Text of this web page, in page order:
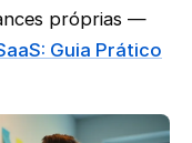
próprias —
Guia Prático